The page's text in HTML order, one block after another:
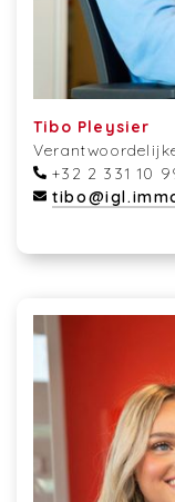
Tibo Pleysier
+32 2 331 10